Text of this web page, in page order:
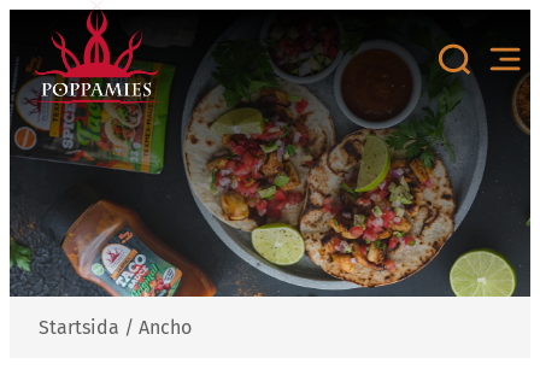
innehåll
Startsida / Ancho